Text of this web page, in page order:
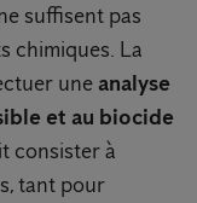
suffisent pas
chimiques. La
uneanalyse
et au biocide
consister à
tant pour